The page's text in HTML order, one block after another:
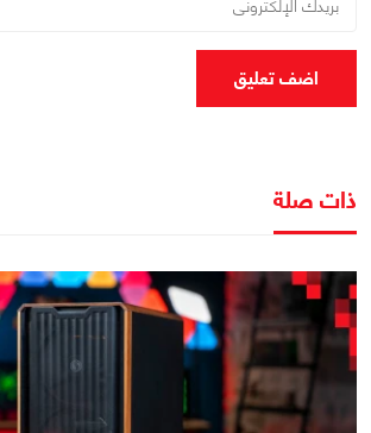
اضف تعليق
ذات صلة